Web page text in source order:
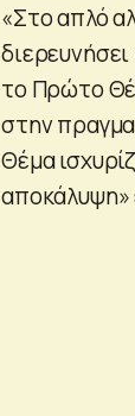
«Στο απλό
το Πρώτο
στην
Θέμα
αποκάλυψη»